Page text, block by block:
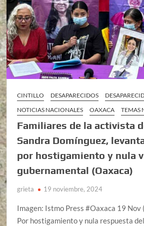
CINTILLO DESAPARECIDOS
NOTICIAS NACIONALES
OAXACA TEMAS
Familiares de la activista
Sandra Domínguez,
por hostigamiento y nula
gubernamental (Oaxaca)
grieta 19 noviembre, 2024
Imagen: Istmo Press #Oaxaca 19
Por hostigamiento y nula respuesta